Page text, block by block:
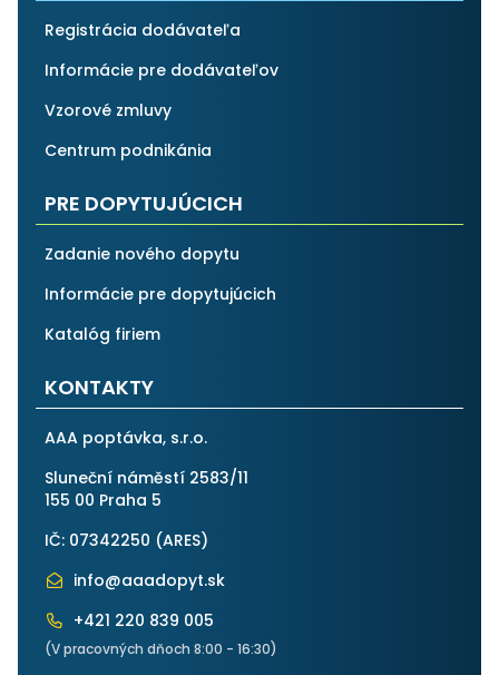
Registrácia dodávateľa
Informácie pre dodávateľov
Vzorové zmluvy
Centrum podnikánia
PRE DOPYTUJÚCICH
Zadanie nového dopytu
Informácie pre dopytujúcich
Katalóg firiem
KONTAKTY
AAA poptávka, s.r.o.
Sluneční náměstí 2583/11
155 00 Praha 5
IČ: 07342250 (ARES)
info@aaadopyt.sk
+421 220 839 005
(V pracovných dňoch 8:00 - 16:30)